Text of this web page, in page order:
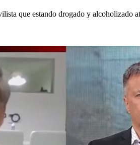
que estando drogado y alcoholizado